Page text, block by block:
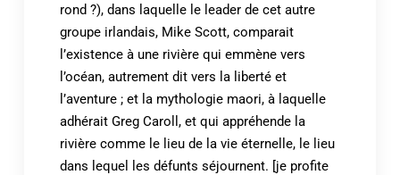
rond ?), dans laquelle le leader de cet autre
groupe irlandais, Mike Scott, comparait
l’existence à une rivière qui emmène vers
l’océan, autrement dit vers la liberté et
l’aventure ; et la mythologie maori, à laquelle
adhérait Greg Caroll, et qui appréhende la
rivière comme le lieu de la vie éternelle, le lieu
dans lequel les défunts séjournent. [je profite